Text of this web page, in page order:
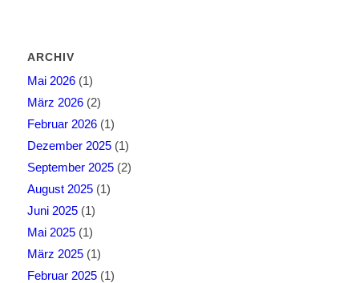
ARCHIV
Mai 2026(1)
März 2026(2)
Februar 2026(1)
Dezember 2025(1)
September 2025(2)
August 2025(1)
Juni 2025(1)
Mai 2025(1)
März 2025(1)
Februar 2025(1)